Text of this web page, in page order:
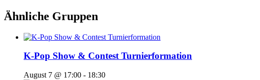
Ähnliche Gruppen
K-Pop Show & Contest Turnierformation
August 7 @ 17:00 - 18:30